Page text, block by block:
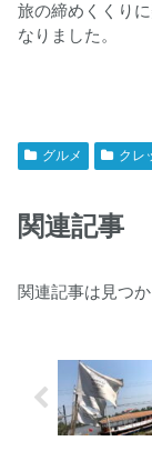
旅の締めくくり
なりました。
グルメ クレ
関連記事
関連記事は見つ